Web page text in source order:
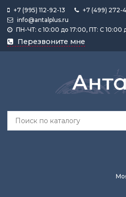
+7 (995) 112-92-13
+7 (499) 272-
info@antalplus.ru
ПН-ЧТ: с 10:00 до 17:00, ПТ: С 10:00
Перезвоните мне
Каталог
продукции
Лента